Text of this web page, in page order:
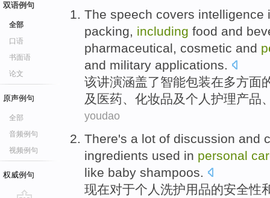
双语例句
全部
口语
书面语
论文
原声例句
全部
音频例句
视频例句
权威例句
The speech covers intelligence
packing, including food and
pharmaceutical, cosmetic and
and military applications.
该讲演涵盖了智能包装在多方面
及 医药、 化妆品及个人 护理产品
youdao
There's a lot of discussion and
ingredients used in personal
like baby shampoos.
现在对于个人 洗护用品的安全性